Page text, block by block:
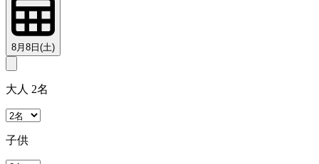
8月8日(土)
大人 2名
子供